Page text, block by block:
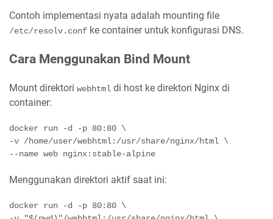
Contoh implementasi nyata adalah mounting file
/etc/resolv.conf ke container untuk konfigurasi DNS.
Cara Menggunakan Bind Mount
Mount direktori webhtml di host ke direktori Nginx di
container:
docker run -d -p 80:80 \
-v /home/user/webhtml:/usr/share/nginx/html \
Menggunakan direktori aktif saat ini:
docker run -d -p 80:80 \